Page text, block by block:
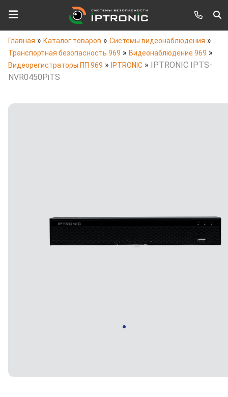
Главная » Каталог товаров » Системы видеонаблюдения »
Транспортная безопасность 969 » Видеонаблюдение 969 »
Видеорегистраторы ПП 969 » IPTRONIC » IPTRONIC IPTS-
NVR0450PiTS